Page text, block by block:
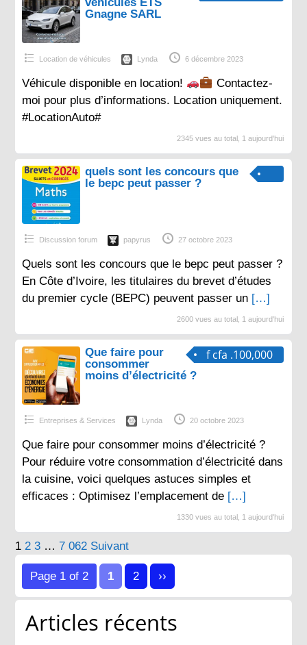
Gnagne SARL
Location de véhicules Lynda 6 décembre 2023
Véhicule disponible en location!
Contactez-
moi pour plus d’informations. Location uniquement.
#LocationAuto#
2345 vues au total, 1 aujourd'hui
quels sont les concours que
le bepc peut passer ?
Discussion forum papyrus 27 octobre 2023
Quels sont les concours que le bepc peut passer ?
En Côte d’Ivoire, les titulaires du brevet d’études
du premier cycle (BEPC) peuvent passer un […]
2600 vues au total, 1 aujourd'hui
f cfa .100,000
Que faire pour
consommer
moins d’électricité ?
Entreprises & Services Lynda 20 octobre 2023
Que faire pour consommer moins d’électricité ?
Pour réduire votre consommation d’électricité dans
la cuisine, voici quelques astuces simples et
efficaces : Optimisez l’emplacement de […]
1330 vues au total, 1 aujourd'hui
Pagination
des
publications
1 2 3 … 7 062 Suivant
Page 1 of 2 1 2 ››
Articles récents